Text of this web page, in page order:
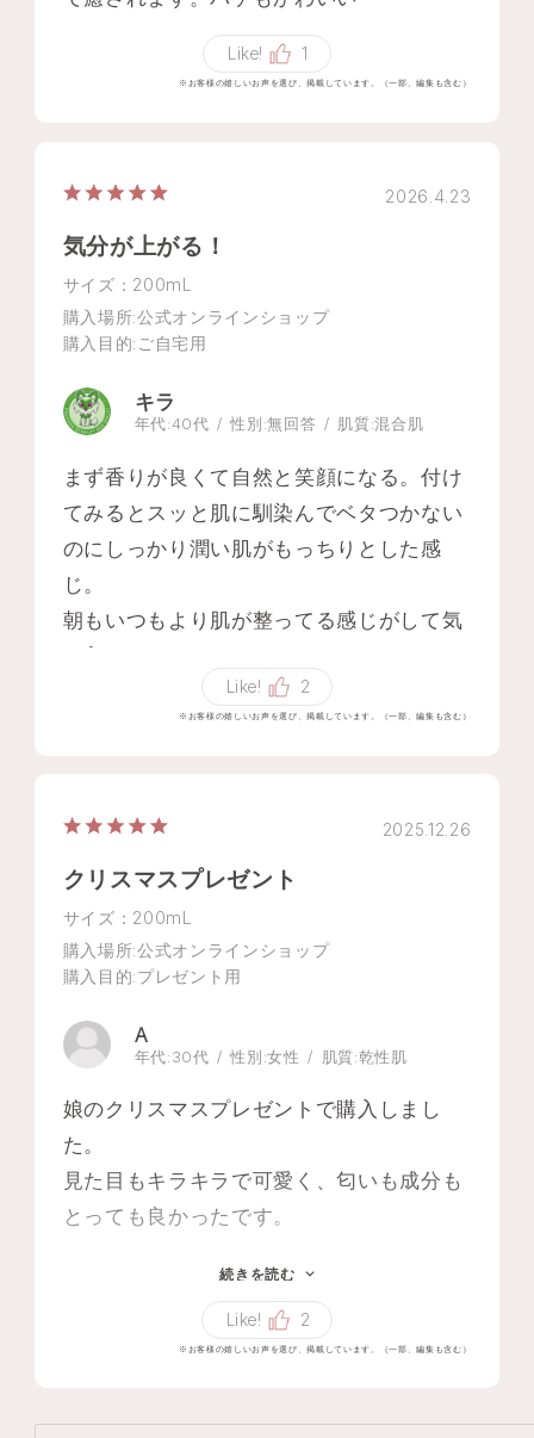
Like! 1
※お客様の嬉しいお声を選び、掲載しています。（一部、編集も含む）
2026.4.23
気分が上がる！
サイズ：200mL
購入場所:公式オンラインショップ
購入目的:ご自宅用
キラ
年代:40代 性別:無回答 肌質:混合肌
まず香りが良くて自然と笑顔になる。付け
てみるとスッと肌に馴染んでベタつかない
のにしっかり潤い肌がもっちりとした感
じ。
朝もいつもより肌が整ってる感じがして気
に入ってます。
Like! 2
※お客様の嬉しいお声を選び、掲載しています。（一部、編集も含む）
2025.12.26
クリスマスプレゼント
サイズ：200mL
購入場所:公式オンラインショップ
購入目的:プレゼント用
A
年代:30代 性別:女性 肌質:乾性肌
娘のクリスマスプレゼントで購入しまし
た。
見た目もキラキラで可愛く、匂いも成分も
とっても良かったです。
いと言っていました。
いろんな商品をチェックしたいです。
続きを読む
Like! 2
※お客様の嬉しいお声を選び、掲載しています。（一部、編集も含む）